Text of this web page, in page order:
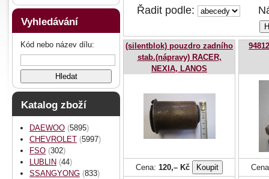
Vyhledávání
Kód nebo název dílu:
Katalog zboží
DAEWOO (5895)
CHEVROLET (5997)
FSO (302)
LUBLIN (44)
SSANGYONG (833)
Řadit podle:
(silentblok) pouzdro zadního
stab.(nápravy) RACER,
NEXIA, LANOS
Cena: 120,– Kč